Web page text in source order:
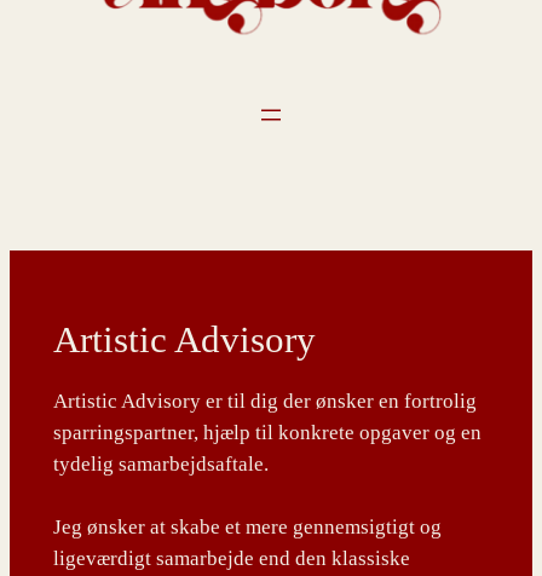
Artistic Advisory
Artistic Advisory er til dig der ønsker en fortrolig
sparringspartner, hjælp til konkrete opgaver og en
tydelig samarbejdsaftale.
Jeg ønsker at skabe et mere gennemsigtigt og
ligeværdigt samarbejde end den klassiske